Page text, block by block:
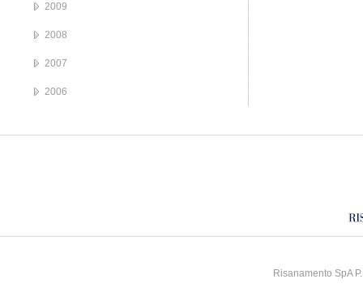
2009
2008
2007
2006
Risanamento SpA